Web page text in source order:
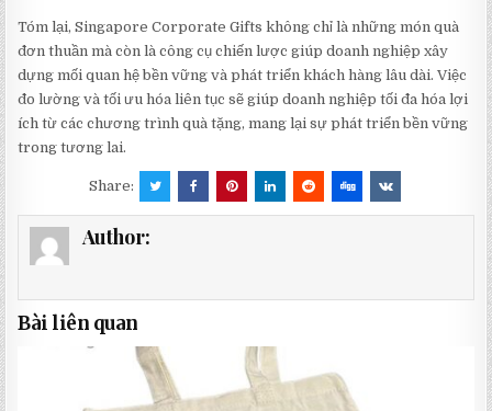
Tóm lại, Singapore Corporate Gifts không chỉ là những món quà
đơn thuần mà còn là công cụ chiến lược giúp doanh nghiệp xây
dựng mối quan hệ bền vững và phát triển khách hàng lâu dài. Việc
đo lường và tối ưu hóa liên tục sẽ giúp doanh nghiệp tối đa hóa lợi
ích từ các chương trình quà tặng, mang lại sự phát triển bền vững
trong tương lai.
Share:
Author:
Bài liên quan